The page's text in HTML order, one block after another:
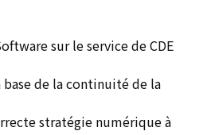
sur le service de CDE
de la continuité de la
stratégie numérique à